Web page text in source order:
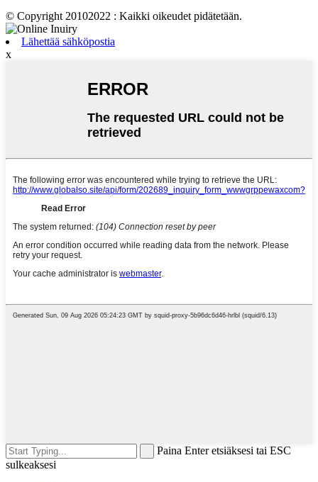
© Copyright 20102022 : Kaikki oikeudet pidätetään.
Lähettää sähköpostia
x
Paina Enter etsiäksesi tai ESC
sulkeaksesi